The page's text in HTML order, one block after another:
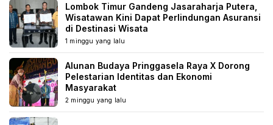
Lombok Timur Gandeng Jasaraharja Putera,
Wisatawan Kini Dapat Perlindungan Asuransi
di Destinasi Wisata
1 minggu yang lalu
Alunan Budaya Pringgasela Raya X Dorong
Pelestarian Identitas dan Ekonomi
Masyarakat
2 minggu yang lalu